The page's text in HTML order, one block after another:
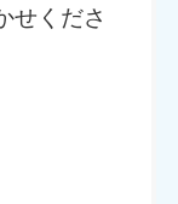
せくださ